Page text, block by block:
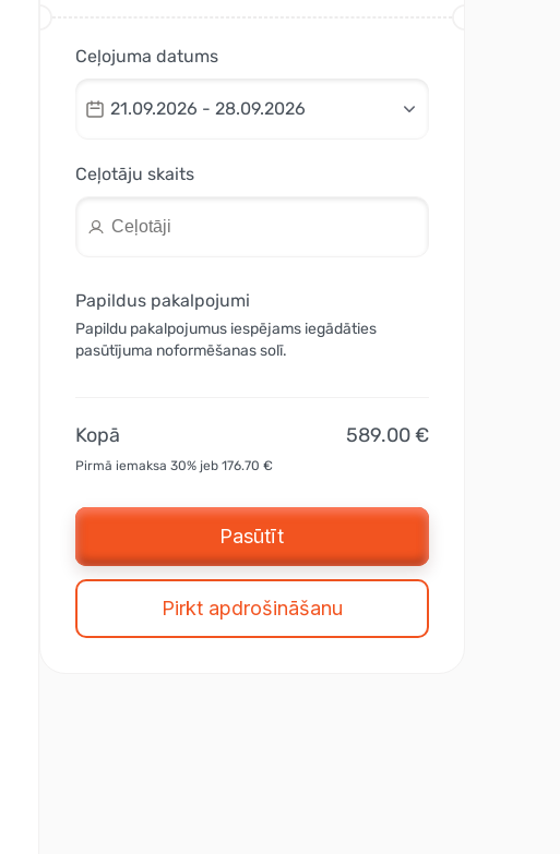
Ceļojuma datums
21.09.2026 - 28.09.2026
Ceļotāju skaits
Papildus pakalpojumi
Papildu pakalpojumus iespējams iegādāties
pasūtījuma noformēšanas solī.
Kopā 589.00 €
Pirmā iemaksa 30% jeb 176.70 €
Pasūtīt
Pirkt apdrošināšanu